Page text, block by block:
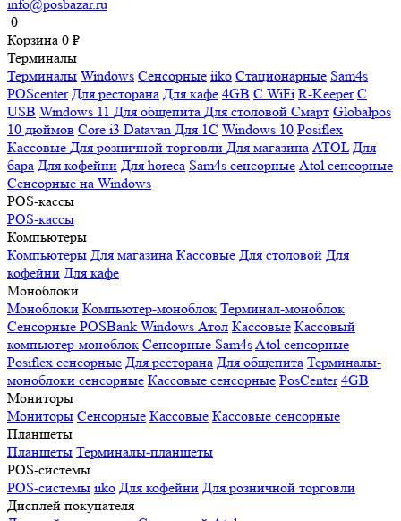
info@posbazar.ru
0
Корзина 0 ₽
Терминалы
Терминалы Windows Сенсорные iiko Стационарные Sam4s
POScenter Для ресторана Для кафе 4GB С WiFi R-Keeper С
USB Windows 11 Для общепита Для столовой Смарт Globalpos
10 дюймов Core i3 Datavan Для 1С Windows 10 Posiflex
Кассовые Для розничной торговли Для магазина ATOL Для
бара Для кофейни Для horeca Sam4s сенсорные Atol сенсорные
Сенсорные на Windows
POS-кассы
POS-кассы
Компьютеры
Компьютеры Для магазина Кассовые Для столовой Для
кофейни Для кафе
Моноблоки
Моноблоки Компьютер-моноблок Терминал-моноблок
Сенсорные POSBank Windows Атол Кассовые Кассовый
компьютер-моноблок Сенсорные Sam4sAtol сенсорные
Posiflex сенсорные Для ресторана Для общепита Терминалы-
моноблоки сенсорные Кассовые сенсорные PosCenter 4GB
Мониторы
Мониторы Сенсорные Кассовые Кассовые сенсорные
Планшеты
Планшеты Терминалы-планшеты
POS-системы
POS-системы iiko Для кофейни Для розничной торговли
Дисплей покупателя